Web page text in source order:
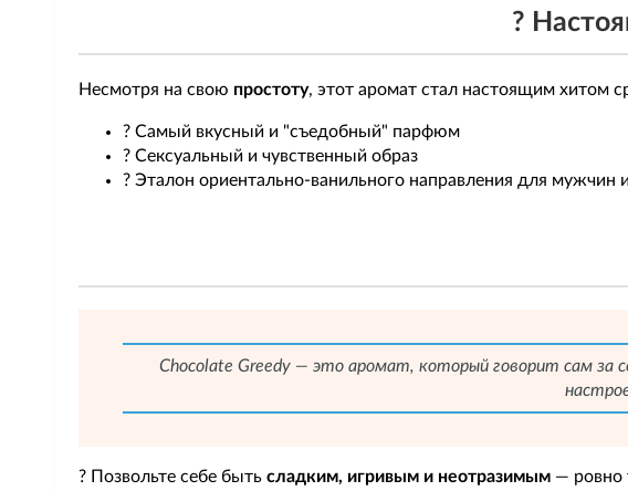
?
Несмотря на свою простоту, этот аромат стал настоящим хитом
? Самый вкусный и "съедобный" парфюм
? Сексуальный и чувственный образ
? Эталон ориентально-ванильного направления для
Chocolate Greedy — это аромат, который говорит сам
? Позвольте себе быть сладким, игривым и неотразимым — ровно